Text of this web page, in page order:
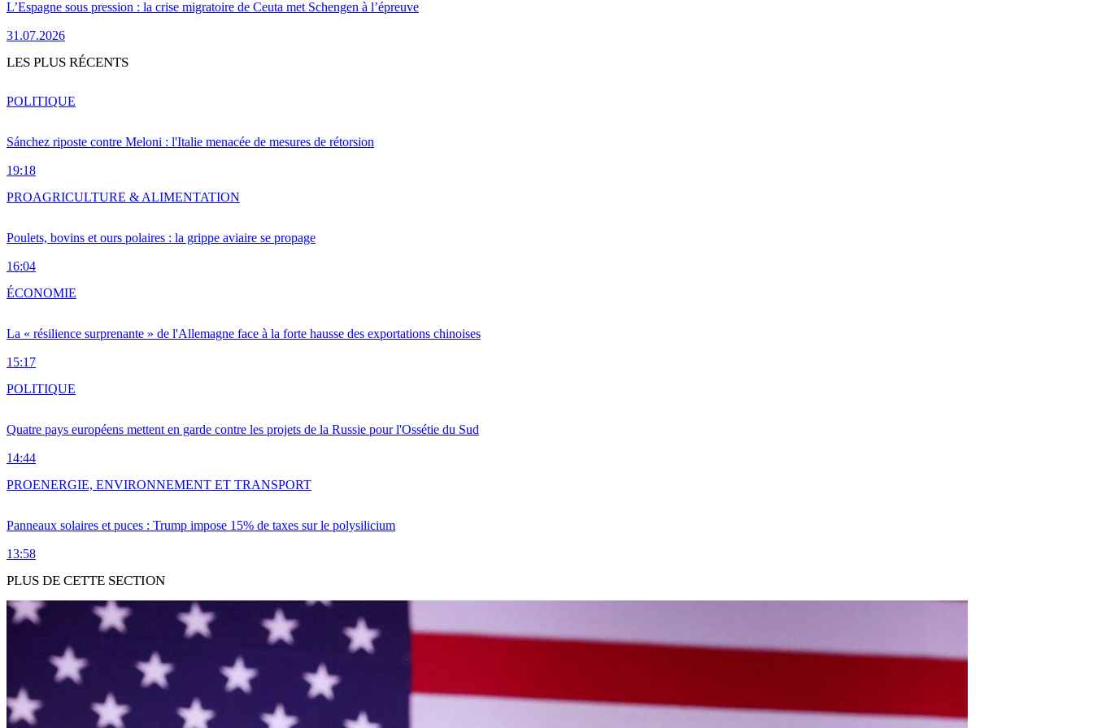
L’Espagne sous pression : la crise migratoire de Ceuta met Schengen à l’épreuve
31.07.2026
LES PLUS RÉCENTS
Sánchez riposte contre Meloni : l'Italie menacée de mesures de rétorsion
19:18
POLITIQUE
Poulets, bovins et ours polaires : la grippe aviaire se propage
16:04
PROAGRICULTURE & ALIMENTATION
La « résilience surprenante » de l'Allemagne face à la forte hausse des exportations chinoises
15:17
ÉCONOMIE
Quatre pays européens mettent en garde contre les projets de la Russie pour l'Ossétie du Sud
14:44
POLITIQUE
Panneaux solaires et puces : Trump impose 15% de taxes sur le polysilicium
13:58
PROENERGIE, ENVIRONNEMENT ET TRANSPORT
PLUS DE CETTE SECTION